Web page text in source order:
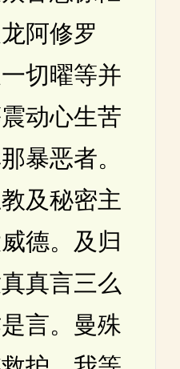
阿修罗
切曜等并
动心生苦
暴恶者。
及秘密主
德。及归
真言三么
言。曼殊